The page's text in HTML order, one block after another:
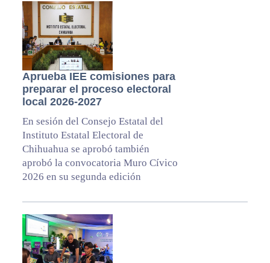
Aprueba IEE comisiones para
preparar el proceso electoral
local 2026-2027
En sesión del Consejo Estatal del
Instituto Estatal Electoral de
Chihuahua se aprobó también
aprobó la convocatoria Muro Cívico
2026 en su segunda edición